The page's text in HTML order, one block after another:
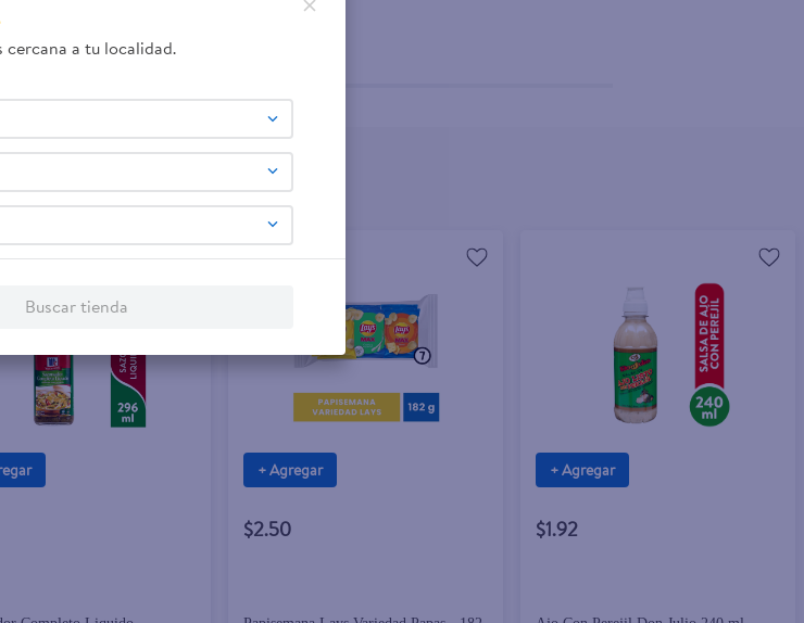
+ Agregar
$2.50
+ Agregar
$1.92
cercana a tu localidad.
Buscar tienda